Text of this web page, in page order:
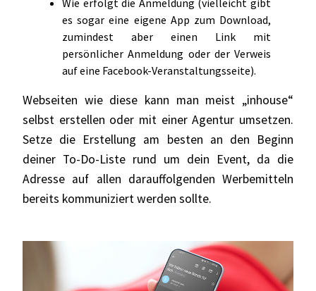
Wie erfolgt die Anmeldung (vielleicht gibt
es sogar eine eigene App zum Download,
zumindest aber einen Link mit
persönlicher Anmeldung oder der Verweis
auf eine Facebook-Veranstaltungsseite).
Webseiten wie diese kann man meist „inhouse“
selbst erstellen oder mit einer Agentur umsetzen.
Setze die Erstellung am besten an den Beginn
deiner To-Do-Liste rund um dein Event, da die
Adresse auf allen darauffolgenden Werbemitteln
bereits kommuniziert werden sollte.